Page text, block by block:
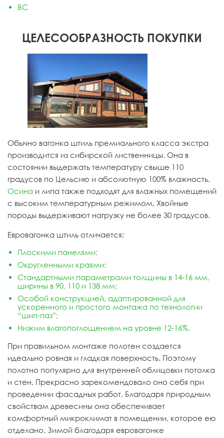
ВС
ЦЕЛЕСООБРАЗНОСТЬ ПОКУПКИ
Обычно вагонка штиль премиального класса экстра
производится из сибирской лиственницы. Она в
состоянии выдержать температуру свыше 110
градусов по Цельсию и абсолютную 100% влажность,
Осина и липа также подходят для влажных помещений
с высоким температурным режимом. Хвойные
породы выдерживают нагрузку не более 30 градусов.
Евровагонка штиль отличается:
Плоскими панелями;
Округленными краями;
Стандартными параметрами толщины в 14-16 мм,
ширины в 90, 110 и 138 мм;
Особой конструкцией, адаптированной для
ускоренного и простого монтажа по технологии
“шип-паз”;
Низким влагопоглощением на уровне 12-16%.
При правильном монтаже полотен создается
идеально ровная и гладкая поверхность. Поэтому
полотно популярно для внутренней облицовки потолка
и стен. Прекрасно зарекомендовало оно себя при
проведении фасадных работ. Благодаря природным
свойствам древесины она обеспечивает
комфортный микроклимат в помещении, которое ею
отделано. Зимой благодаря евровагонке